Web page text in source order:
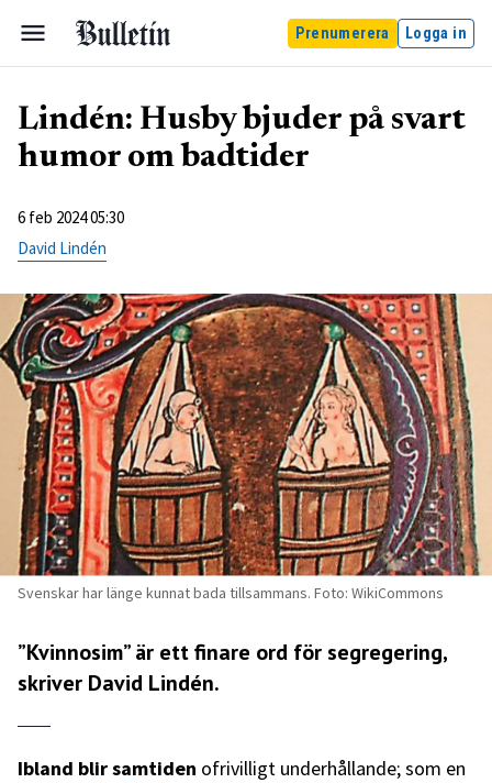
Prenumerera Logga in
Lindén: Husby bjuder på svart
humor om badtider
6 feb 2024 05:30
David Lindén
Svenskar har länge kunnat bada tillsammans. Foto: WikiCommons
”Kvinnosim” är ett finare ord för segregering,
skriver David Lindén.
Ibland blir samtiden ofrivilligt underhållande; som en